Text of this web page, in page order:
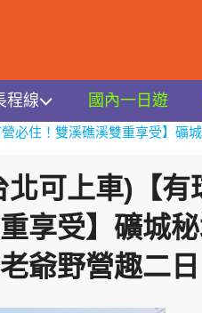
程線 國內一日遊
必住！雙溪礁溪雙重享受】礦
可上車)【有
享受】礦城
爺野營趣二日